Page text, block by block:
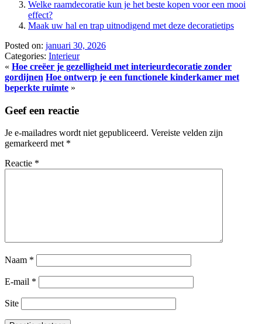
Welke raamdecoratie kun je het beste kopen voor een mooi
effect?
Maak uw hal en trap uitnodigend met deze decoratietips
Posted on: januari 30, 2026
Categories: Interieur
« Hoe creëer je gezelligheid met interieurdecoratie zonder
gordijnen Hoe ontwerp je een functionele kinderkamer met
beperkte ruimte »
Geef een reactie
Je e-mailadres wordt niet gepubliceerd. Vereiste velden zijn
gemarkeerd met *
Reactie *
Naam *
E-mail *
Site